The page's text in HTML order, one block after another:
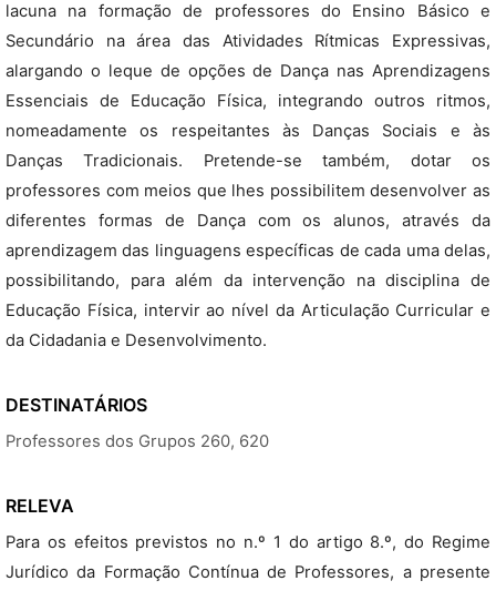
lacuna na formação de professores do Ensino Básico e
Secundário na área das Atividades Rítmicas Expressivas,
alargando o leque de opções de Dança nas Aprendizagens
Essenciais de Educação Física, integrando outros ritmos,
nomeadamente os respeitantes às Danças Sociais e às
Danças Tradicionais. Pretende-se também, dotar os
professores com meios que lhes possibilitem desenvolver as
diferentes formas de Dança com os alunos, através da
aprendizagem das linguagens específicas de cada uma delas,
possibilitando, para além da intervenção na disciplina de
Educação Física, intervir ao nível da Articulação Curricular e
da Cidadania e Desenvolvimento.
DESTINATÁRIOS
Professores dos Grupos 260, 620
RELEVA
Para os efeitos previstos no n.º 1 do artigo 8.º, do Regime
Jurídico da Formação Contínua de Professores, a presente